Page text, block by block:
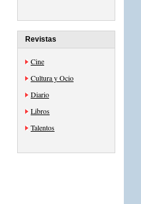
Revistas
Cine
Cultura y Ocio
Diario
Libros
Talentos